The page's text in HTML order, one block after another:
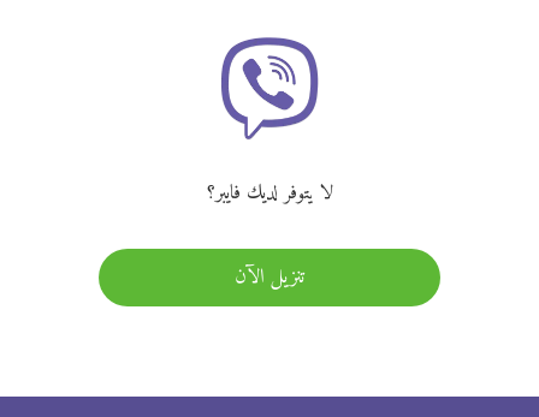
لا يتوفر لديك فايبر؟
تنزيل الآن